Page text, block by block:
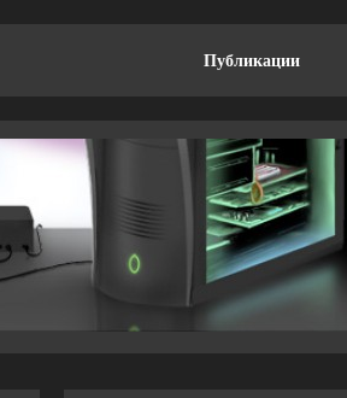
Публикации